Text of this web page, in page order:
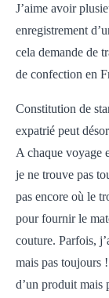
J’aime avoir
enregistrement
cela demande de
de confection en
Constitution de
expatrié peut
A chaque voyage
je ne trouve pas
pas encore où le
pour fournir le
couture. Parfois,
mais pas toujours
d’un produit mais